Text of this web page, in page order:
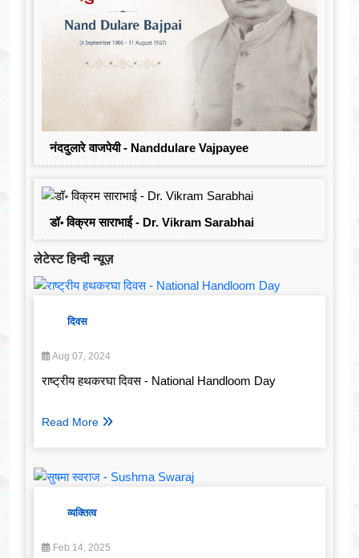
नंददुलारे वाजपेयी - Nanddulare Vajpayee
डॉ॰ विक्रम साराभाई - Dr. Vikram Sarabhai
लेटेस्ट हिन्दी न्यूज़
दिवस
Aug 07, 2024
राष्ट्रीय हथकरघा दिवस - National Handloom Day
Read More
व्यक्तित्व
Feb 14, 2025